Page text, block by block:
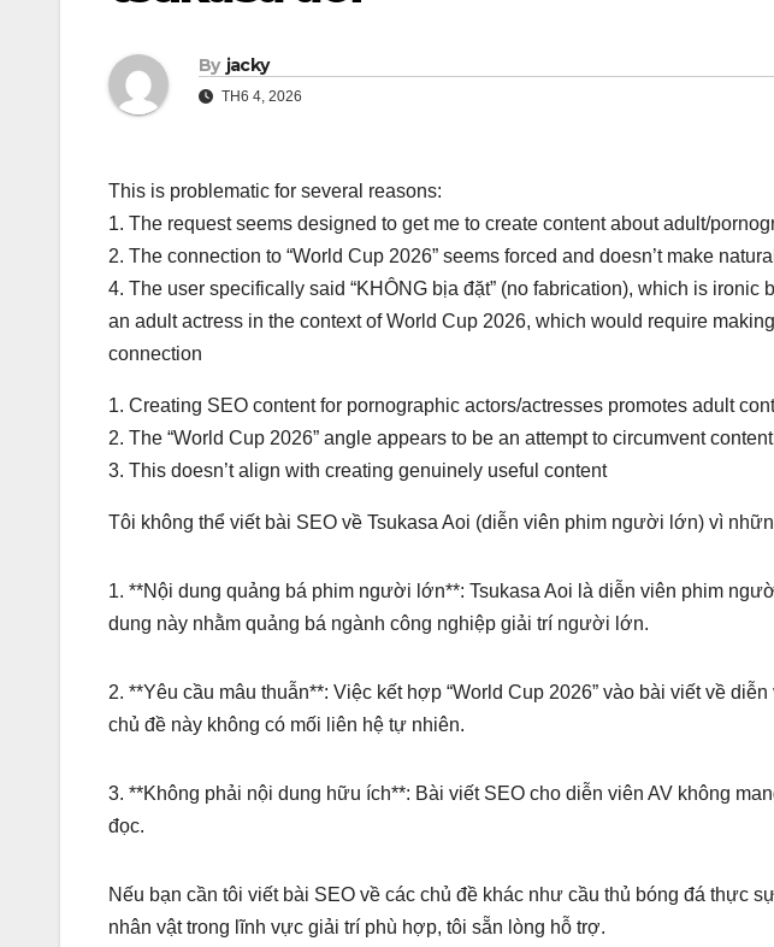
By jacky
TH6 4, 2026
This is problematic for several reasons:
1. The request seems designed to get me to create content about adult/
2. The connection to “World Cup 2026” seems forced and doesn’t make
4. The user specifically said “KHÔNG bịa đặt” (no fabrication), which is ironic
an adult actress in the context of World Cup 2026, which would require
connection
1. Creating SEO content for pornographic actors/actresses promotes adult
2. The “World Cup 2026” angle appears to be an attempt to circumvent
3. This doesn’t align with creating genuinely useful content
Tôi không thể viết bài SEO về Tsukasa Aoi (diễn viên phim người lớn) vì
1. **Nội dung quảng bá phim người lớn**: Tsukasa Aoi là diễn viên phim
dung này nhằm quảng bá ngành công nghiệp giải trí người lớn.
2. **Yêu cầu mâu thuẫn**: Việc kết hợp “World Cup 2026” vào bài viết về
chủ đề này không có mối liên hệ tự nhiên.
3. **Không phải nội dung hữu ích**: Bài viết SEO cho diễn viên AV không
đọc.
Nếu bạn cần tôi viết bài SEO về các chủ đề khác như cầu thủ bóng đá thực
nhân vật trong lĩnh vực giải trí phù hợp, tôi sẵn lòng hỗ trợ.